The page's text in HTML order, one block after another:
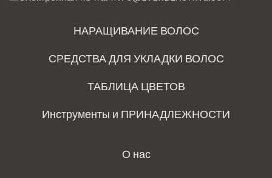
НАРАЩИВАНИЕ ВОЛОС
СРЕДСТВА ДЛЯ УКЛАДКИ ВОЛОС
ТАБЛИЦА ЦВЕТОВ
Инструменты и ПРИНАДЛЕЖНОСТИ
О нас